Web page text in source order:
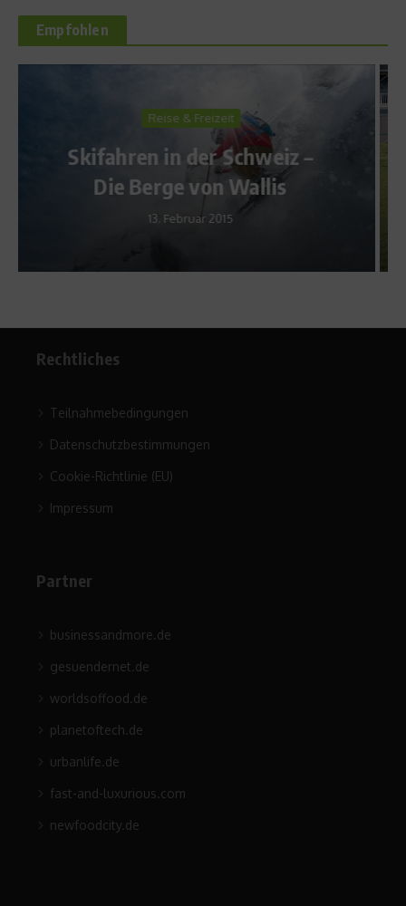
Empfohlen
Sports Inside
Kreisverkehr – Produkttest
mit Yvonne Bönisch
14. September 2009
Rechtliches
Teilnahmebedingungen
Datenschutzbestimmungen
Cookie-Richtlinie (EU)
Impressum
Partner
businessandmore.de
gesuendernet.de
worldsoffood.de
planetoftech.de
urbanlife.de
fast-and-luxurious.com
newfoodcity.de